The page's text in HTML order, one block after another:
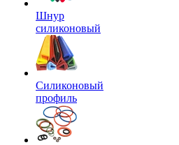
Шнур
силиконовый
Силиконовый
профиль